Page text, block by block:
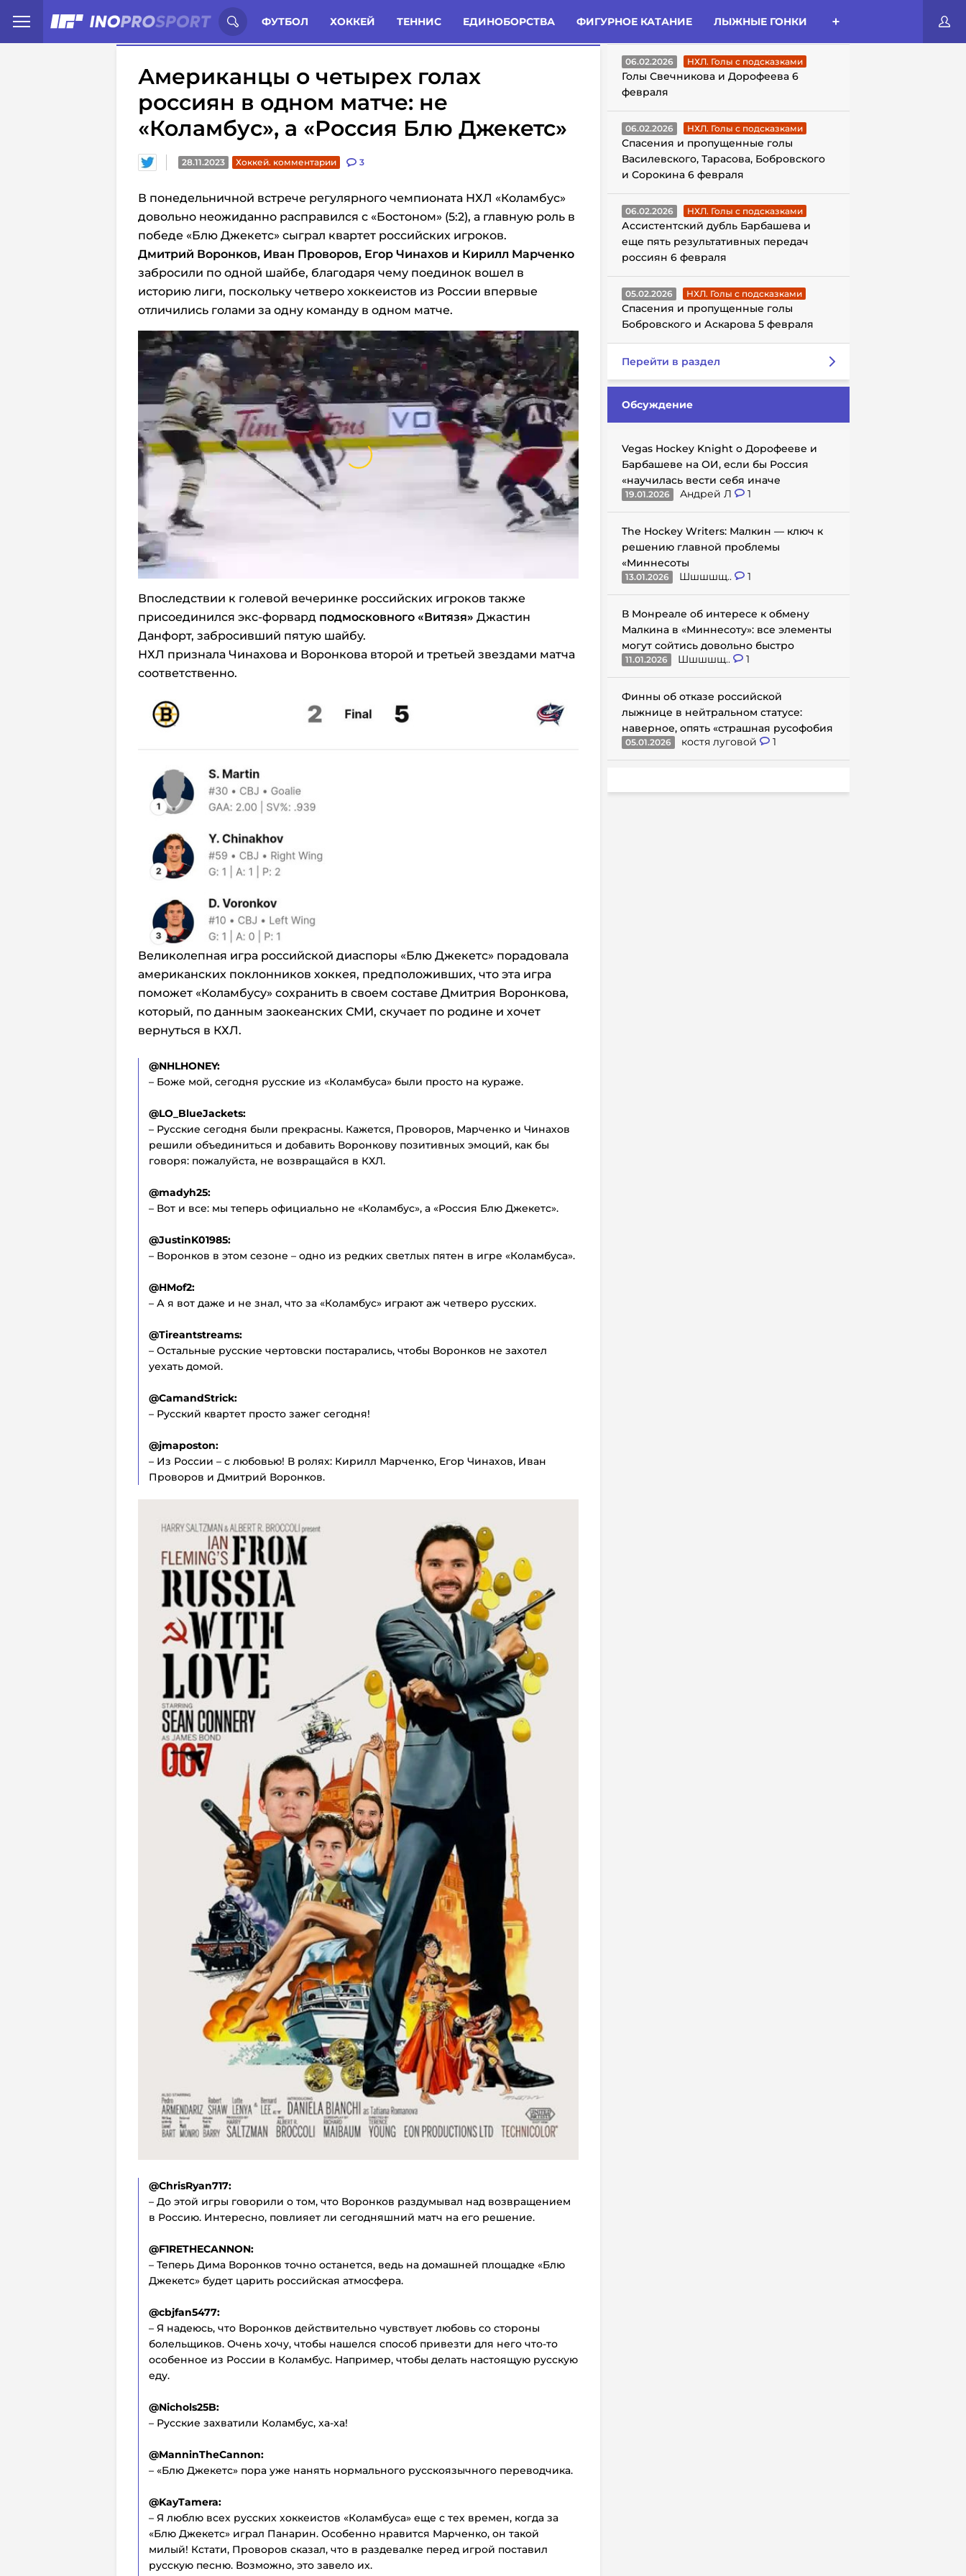
ФУТБОЛ ХОККЕЙ ТЕННИС ЕДИНОБОРСТВА ФИГУРНОЕ КАТАНИЕ ЛЫЖНЫЕ ГОНКИ
Иностранцы о спорте России: Статьи Комменты Новости
Американцы о четырех голах
россиян в одном матче: не
«Коламбус», а «Россия Блю Джекетс»
28.11.2023 Хоккей. комментарии 3
В понедельничной встрече регулярного чемпионата НХЛ «Коламбус»
довольно неожиданно расправился с «Бостоном» (5:2), а главную роль в
победе «Блю Джекетс» сыграл квартет российских игроков.
Дмитрий Воронков, Иван Проворов, Егор Чинахов и Кирилл Марченко
забросили по одной шайбе, благодаря чему поединок вошел в
историю лиги, поскольку четверо хоккеистов из России впервые
отличились голами за одну команду в одном матче.
Впоследствии к голевой вечеринке российских игроков также
присоединился экс-форвард подмосковного «Витязя» Джастин
Данфорт, забросивший пятую шайбу.
НХЛ признала Чинахова и Воронкова второй и третьей звездами матча
соответственно.
Великолепная игра российской диаспоры «Блю Джекетс» порадовала
американских поклонников хоккея, предположивших, что эта игра
поможет «Коламбусу» сохранить в своем составе Дмитрия Воронкова,
который, по данным заокеанских СМИ, скучает по родине и хочет
вернуться в КХЛ.
@NHLHONEY:
– Боже мой, сегодня русские из «Коламбуса» были просто на кураже.
@LO_BlueJackets:
– Русские сегодня были прекрасны. Кажется, Проворов, Марченко и Чинахов
решили объединиться и добавить Воронкову позитивных эмоций, как бы
говоря: пожалуйста, не возвращайся в КХЛ.
@madyh25:
– Вот и все: мы теперь официально не «Коламбус», а «Россия Блю Джекетс».
@JustinK01985:
– Воронков в этом сезоне – одно из редких светлых пятен в игре «Коламбуса».
@HMof2:
– А я вот даже и не знал, что за «Коламбус» играют аж четверо русских.
@Tireantstreams:
– Остальные русские чертовски постарались, чтобы Воронков не захотел
уехать домой.
@CamandStrick:
– Русский квартет просто зажег сегодня!
@jmaposton:
– Из России – с любовью! В ролях: Кирилл Марченко, Егор Чинахов, Иван
Проворов и Дмитрий Воронков.
@ChrisRyan717:
– До этой игры говорили о том, что Воронков раздумывал над возвращением
в Россию. Интересно, повлияет ли сегодняшний матч на его решение.
@F1RETHECANNON:
– Теперь Дима Воронков точно останется, ведь на домашней площадке «Блю
Джекетс» будет царить российская атмосфера.
@cbjfan5477:
– Я надеюсь, что Воронков действительно чувствует любовь со стороны
болельщиков. Очень хочу, чтобы нашелся способ привезти для него что-то
особенное из России в Коламбус. Например, чтобы делать настоящую русскую
еду.
@Nichols25B:
– Русские захватили Коламбус, ха-ха!
@ManninTheCannon:
– «Блю Джекетс» пора уже нанять нормального русскоязычного переводчика.
@KayTamera:
– Я люблю всех русских хоккеистов «Коламбуса» еще с тех времен, когда за
«Блю Джекетс» играл Панарин. Особенно нравится Марченко, он такой
милый! Кстати, Проворов сказал, что в раздевалке перед игрой поставил
русскую песню. Возможно, это завело их.
ГОЛЫ С ПОДСКАЗКАМИ
06.02.2026 НХЛ. Голы с подсказками
Голы Свечникова и Дорофеева 6
февраля
06.02.2026 НХЛ. Голы с подсказками
Спасения и пропущенные голы
Василевского, Тарасова, Бобровского
и Сорокина 6 февраля
06.02.2026 НХЛ. Голы с подсказками
Ассистентский дубль Барбашева и
еще пять результативных передач
россиян 6 февраля
05.02.2026 НХЛ. Голы с подсказками
Спасения и пропущенные голы
Бобровского и Аскарова 5 февраля
Перейти в раздел
Обсуждение
Vegas Hockey Knight о Дорофееве и
Барбашеве на ОИ, если бы Россия
«научилась вести себя иначе
19.01.2026 Андрей Л 1
The Hockey Writers: Малкин — ключ к
решению главной проблемы
«Миннесоты
13.01.2026 Шшшшщ.. 1
В Монреале об интересе к обмену
Малкина в «Миннесоту»: все элементы
могут сойтись довольно быстро
11.01.2026 Шшшшщ.. 1
Финны об отказе российской
лыжнице в нейтральном статусе:
наверное, опять «страшная русофобия
05.01.2026 костя луговой 1